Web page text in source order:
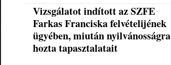
Vizsgálatot indított az SZFE
Farkas Franciska felvételijének
ügyében, miután nyilvánosságra
hozta tapasztalatait